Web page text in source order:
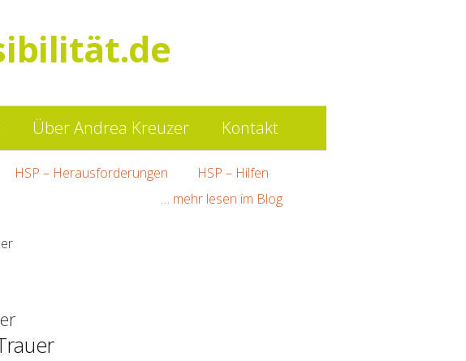
Über Andrea Kreuzer Kontakt
HSP – Herausforderungen
HSP – Hilfen
… mehr lesen im Blog